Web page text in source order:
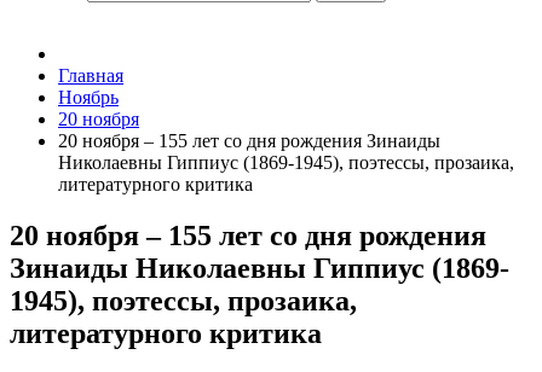
Главная
Ноябрь
20 ноября
20 ноября – 155 лет со дня рождения Зинаиды
Николаевны Гиппиус (1869-1945), поэтессы, прозаика,
литературного критика
20 ноября – 155 лет со дня рождения
Зинаиды Николаевны Гиппиус (1869-
1945), поэтессы, прозаика,
литературного критика